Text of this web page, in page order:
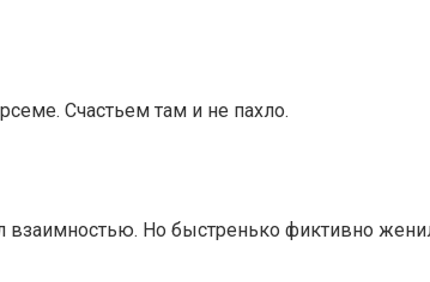
Счастьем там и не пахло.
Но быстренько фиктивно